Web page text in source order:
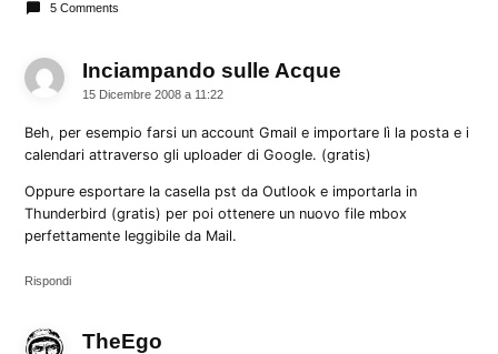
5 Comments
Inciampando sulle Acque
15 Dicembre 2008 a 11:22
Beh, per esempio farsi un account Gmail e importare lì la posta e i
calendari attraverso gli uploader di Google. (gratis)
Oppure esportare la casella pst da Outlook e importarla in
Thunderbird (gratis) per poi ottenere un nuovo file mbox
perfettamente leggibile da Mail.
Rispondi
TheEgo